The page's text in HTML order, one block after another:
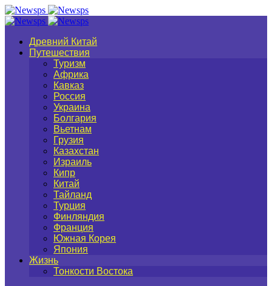
Древний Китай
Путешествия
Туризм
Африка
Кавказ
Россия
Украина
Болгария
Вьетнам
Грузия
Казахстан
Израиль
Кипр
Китай
Тайланд
Турция
Финляндия
Франция
Южная Корея
Япония
Жизнь
Тонкости Востока